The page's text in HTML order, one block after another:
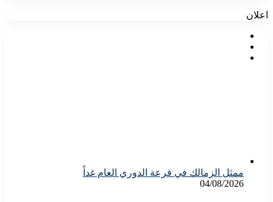
اعلان
ممثل الزمالك في قرعة الدوري العام غداً
04/08/2026